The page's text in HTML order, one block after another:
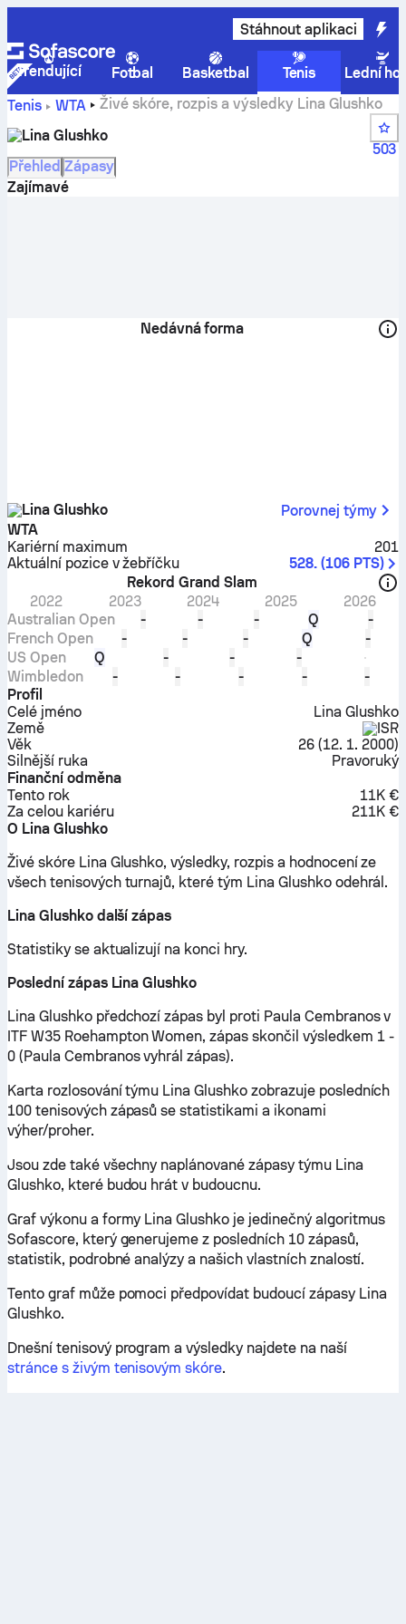
Stáhnout aplikaci
Trendující Fotbal Basketbal Tenis
Lední
Tenis
WTA
Živé skóre, rozpis a výsledky Lina Glushko
Lina Glushko
503
Přehled Zápasy
Zajímavé
Nedávná forma
Lina Glushko
Porovnej týmy
WTA
Kariérní maximum
201
Aktuální pozice v žebříčku
528. (106 PTS)
Rekord Grand Slam
2022
2023 2024 2025
2026
Australian Open
- - - Q
-
French Open
- - - Q
-
US Open
Q - -
-
Wimbledon
- - - -
-
Profil
Celé jméno
Lina Glushko
Země
ISR
Věk
26 (12. 1. 2000)
Silnější ruka
Pravoruký
Finanční odměna
Tento rok
11K €
Za celou kariéru
211K €
O Lina Glushko
Živé skóre Lina Glushko, výsledky, rozpis a hodnocení ze
všech tenisových turnajů, které tým Lina Glushko odehrál.
Lina Glushko další zápas
Statistiky se aktualizují na konci hry.
Poslední zápas Lina Glushko
Lina Glushko předchozí zápas byl proti Paula Cembranos v
ITF W35 Roehampton Women, zápas skončil výsledkem 1 -
0 (Paula Cembranos vyhrál zápas).
Karta rozlosování týmu Lina Glushko zobrazuje posledních
100 tenisových zápasů se statistikami a ikonami
výher/proher.
Jsou zde také všechny naplánované zápasy týmu Lina
Glushko, které budou hrát v budoucnu.
Graf výkonu a formy Lina Glushko je jedinečný algoritmus
Sofascore, který generujeme z posledních 10 zápasů,
statistik, podrobné analýzy a našich vlastních znalostí.
Tento graf může pomoci předpovídat budoucí zápasy Lina
Glushko.
Dnešní tenisový program a výsledky najdete na naší
stránce s živým tenisovým skóre.